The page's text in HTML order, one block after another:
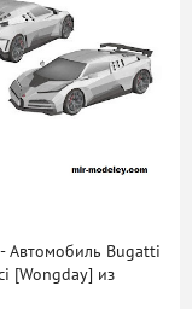
Автомобиль Bugatti
[Wongday] из